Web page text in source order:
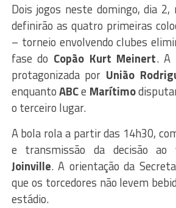
Dois jogos neste domingo, dia 2,
definirão as quatro primeiras
– torneio envolvendo clubes
fase do Copão Kurt Meinert. A
protagonizada por União
enquantoABCe Marítimo
o terceiro lugar.
A bola rola a partir das 14h30,
e transmissão da decisão ao
Joinville. A orientação da
que os torcedores não levem
estádio.